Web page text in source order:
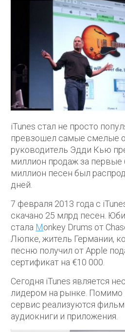
iTunes стал не просто
превзошел самые смелые
руководитель Эдди Кью
миллион продаж за
миллион песен был
дней.
7 февраля 2013 года с
скачано 25 млрд песен.
стала Monkey Drums от
Люпке, житель Германии,
песню получил от Apple
сертификат на €10 000.
Сегодня iTunes является
лидером на рынке. Помимо
сервис реализуются
аудиокниги и приложения.